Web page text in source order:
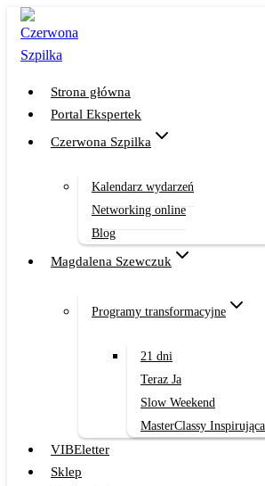
Przejdź
treści
Strona główna
Portal Ekspertek
Czerwona Szpilka
Kalendarz wydarzeń
Networking online
Blog
Magdalena Szewczuk
Programy transformacyjne
21 dni
Teraz Ja
Slow Weekend
MasterClassy
VIBEletter
Sklep